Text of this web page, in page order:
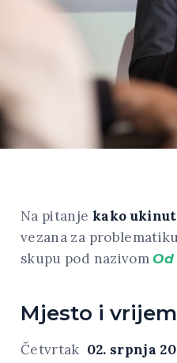
Na pitanje kako
vezana za
skupu pod nazivom
Mjesto i
Četvrtak 02. srpnja